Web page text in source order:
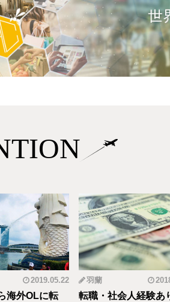
2019.05.22
海外OLに転
羽蘭
転職・社会人経験あ